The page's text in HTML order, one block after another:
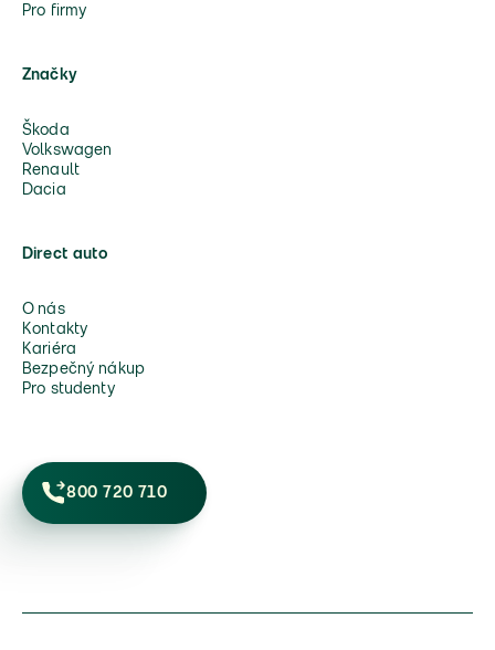
Pro firmy
Značky
Škoda
Volkswagen
Renault
Dacia
Direct auto
O nás
Kontakty
Kariéra
Bezpečný nákup
Pro studenty
800 720 710